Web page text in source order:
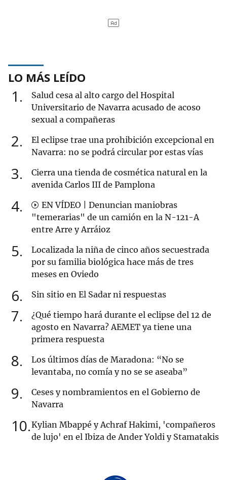
LO MÁS LEÍDO
1
Salud cesa al alto cargo del Hospital
Universitario de Navarra acusado de acoso
sexual a compañeras
2
El eclipse trae una prohibición excepcional en
Navarra: no se podrá circular por estas vías
3
Cierra una tienda de cosmética natural en la
avenida Carlos III de Pamplona
4
EN VÍDEO | Denuncian maniobras
"temerarias" de un camión en la N-121-A
entre Arre y Arráioz
5
Localizada la niña de cinco años secuestrada
por su familia biológica hace más de tres
meses en Oviedo
6 Sin sitio en El Sadar ni respuestas
7
¿Qué tiempo hará durante el eclipse del 12 de
agosto en Navarra? AEMET ya tiene una
primera respuesta
8
Los últimos días de Maradona: “No se
levantaba, no comía y no se se aseaba”
9
Ceses y nombramientos en el Gobierno de
Navarra
10 Kylian Mbappé y Achraf Hakimi, 'compañeros
de lujo' en el Ibiza de Ander Yoldi y Stamatakis